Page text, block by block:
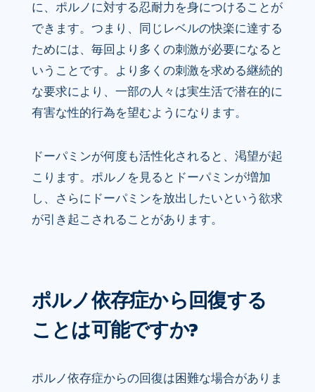
に、ポルノに対する忍耐力を身につけることが
できます。つまり、同じレベルの快楽に達する
ためには、毎回より多くの刺激が必要になると
いうことです。より多くの刺激を求める継続的
な要求により、一部の人々は実生活で潜在的に
有害な性的行為を望むようになります。
ドーパミンが何度も活性化されると、渇望が起
こります。ポルノを見るとドーパミンが増加
し、さらにドーパミンを放出したいという欲求
が引き起こされることがあります。
ポルノ依存症から回復する
ことは可能ですか?
ポルノ依存症からの回復は困難な場合がありま